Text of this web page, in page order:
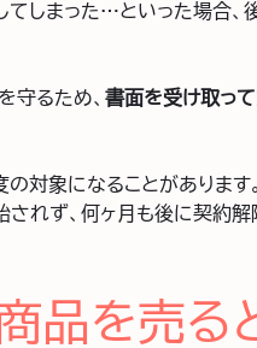
しまった…といった場合、
るため、 書面を受け取っ
対象になることがあります
されず、何ヶ月も後に契約
品を売る